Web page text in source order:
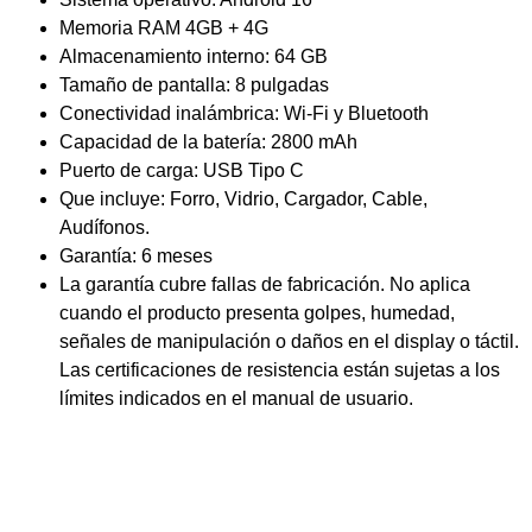
Memoria RAM 4GB + 4G
Almacenamiento interno: 64 GB
Tamaño de pantalla: 8 pulgadas
Conectividad inalámbrica: Wi-Fi y Bluetooth
Capacidad de la batería: 2800 mAh
Puerto de carga: USB Tipo C
Que incluye: Forro, Vidrio, Cargador, Cable,
Audífonos.
Garantía: 6 meses
La garantía cubre fallas de fabricación. No aplica
cuando el producto presenta golpes, humedad,
señales de manipulación o daños en el display o táctil.
Las certificaciones de resistencia están sujetas a los
límites indicados en el manual de usuario.